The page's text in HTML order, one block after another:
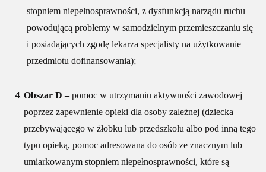
stopniem niepełnosprawności, z dysfunkcją narządu ruchu
powodującą problemy w samodzielnym przemieszczaniu się
i posiadających zgodę lekarza specjalisty na użytkowanie
przedmiotu dofinansowania);
Obszar D –pomoc w utrzymaniu aktywności zawodowej
poprzez zapewnienie opieki dla osoby zależnej (dziecka
przebywającego w żłobku lub przedszkolu albo pod inną tego
typu opieką, pomoc adresowana do osób ze znacznym lub
umiarkowanym stopniem niepełnosprawności, które są